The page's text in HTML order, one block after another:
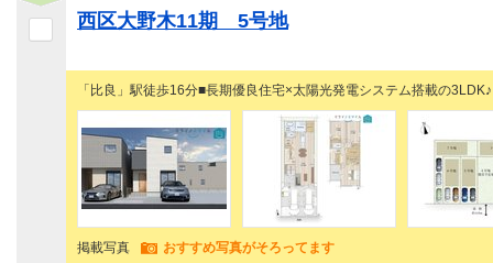
西区大野木11期 5号地
「比良」駅徒歩16分■長期優良住宅×太陽光発電システム搭載の3LDK♪
掲載写真 おすすめ写真がそろってます